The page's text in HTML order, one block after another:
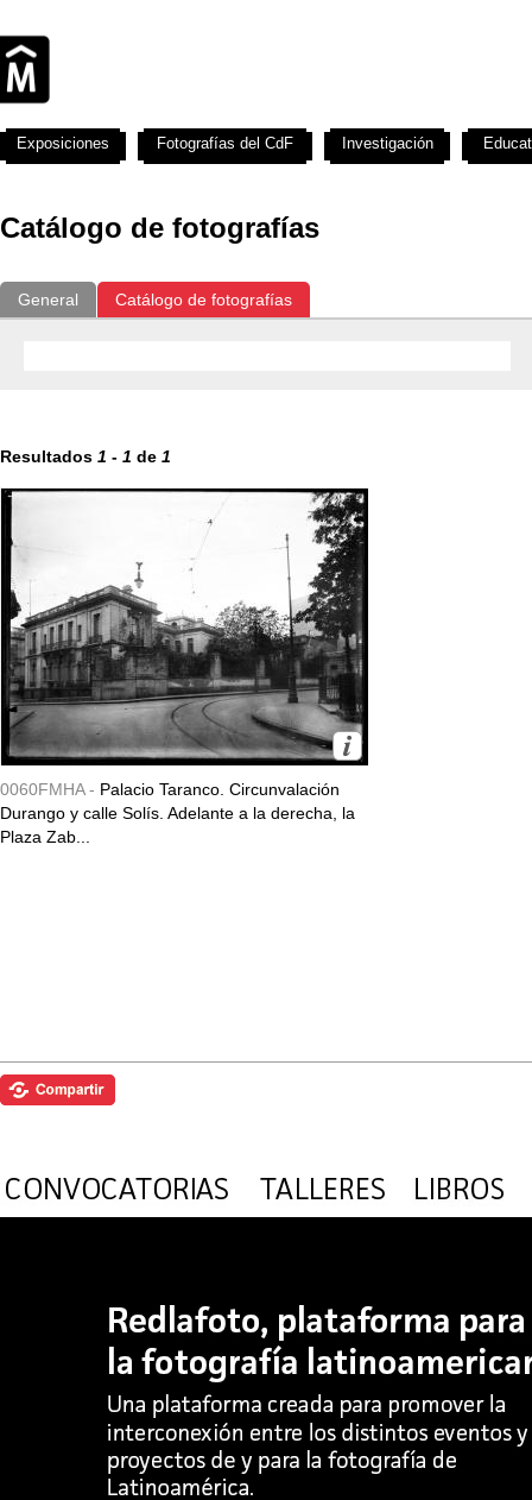
Catálogo de fotografías
General Catálogo de fotografías
Resultados 1 - 1 de 1
0060FMHA - Palacio Taranco. Circunvalación
Durango y calle Solís. Adelante a la derecha, la
Plaza Zab...
Exposiciones Fotografías del CdF Investigación